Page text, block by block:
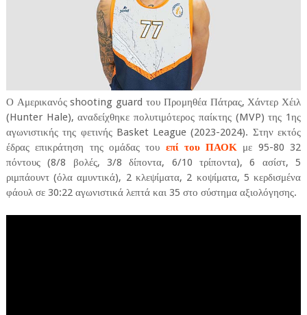
Ο Αμερικανός shooting guard του Προμηθέα Πάτρας, Χάντερ Χέιλ
(Hunter Hale), αναδείχθηκε πολυτιμότερος παίκτης (MVP) της 1ης
αγωνιστικής της φετινής Basket League (2023-2024). Στην εκτός
έδρας επικράτηση της ομάδας του επί του ΠΑΟΚ με 95-80 32
πόντους (8/8 βολές, 3/8 δίποντα, 6/10 τρίποντα), 6 ασίστ, 5
ριμπάουντ (όλα αμυντικά), 2 κλεψίματα, 2 κοψίματα, 5 κερδισμένα
φάουλ σε 30:22 αγωνιστικά λεπτά και 35 στο σύστημα αξιολόγησης.